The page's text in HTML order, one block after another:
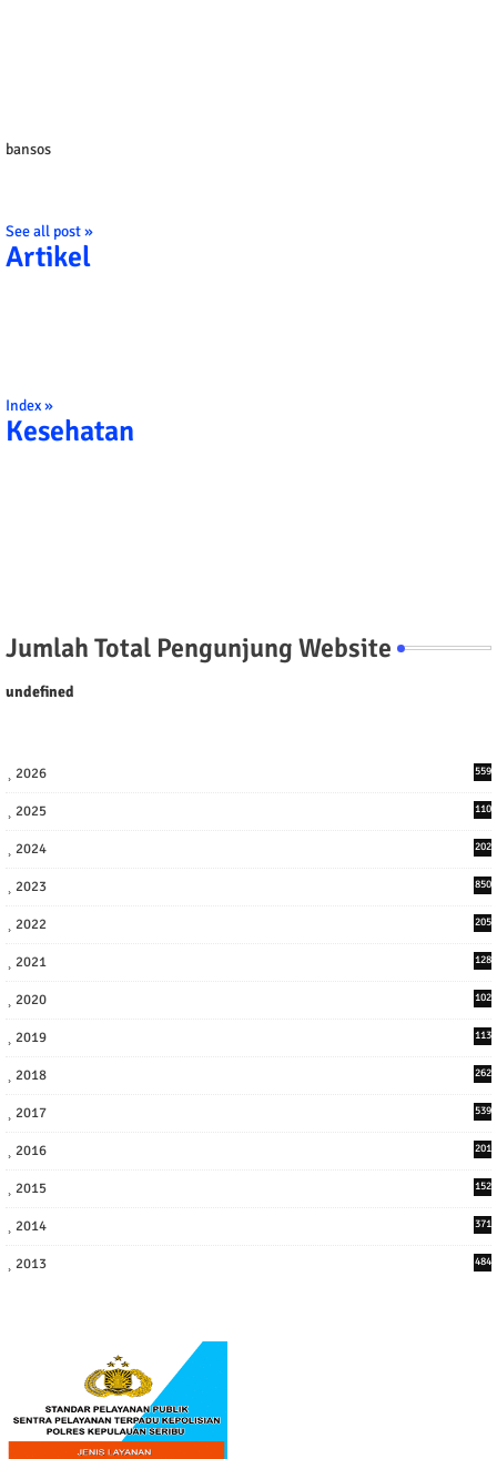
bansos
See all post »
Artikel
Index »
Kesehatan
Jumlah Total Pengunjung Website
undefned
2026 559
2025
110
2024
202
2023 850
2022
205
2021
128
2020
102
2019
113
2018
262
2017
539
2016
201
2015 152
2014 371
2013 484